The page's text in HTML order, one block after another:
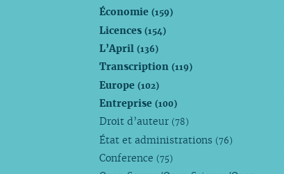
Économie(159)
Licences(154)
L’April(136)
Transcription(119)
Europe(102)
Entreprise(100)
Droit d’auteur (78)
État et administrations (76)
Conference (75)